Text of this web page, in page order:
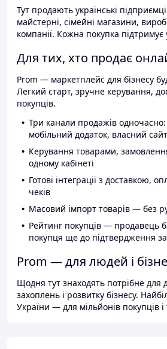
Тут продають українські
майстерні, сімейні магазини,
компанії. Кожна покупка підтримує
Для тих, хто продає
Prom — маркетплейс для бізнесу
Легкий старт, зручне керування,
покупців.
Три канали продажів
мобільний додаток, власний сайт
Керування товарами,
одному кабінеті
Готові інтеграції з доставкою,
чеків
Масовий імпорт товарів — без
Рейтинг покупців — продавець
покупця ще до підтвердження
Prom — для людей і
Щодня тут знаходять потрібне для
захоплень і розвитку бізнесу.
України — для мільйонів покупців